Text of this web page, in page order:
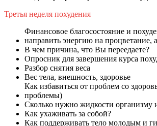
Третья неделя похудения
Финансовое благосостояние и
направить энергию на процветание,
В чем причина, что Вы переедаете?
Опросник для завершения курса
Разбор снятия веса
Вес тела, внешность, здоровье
Как избавиться от проблем со
проблемы)
Сколько нужно жидкости организму
Как ухаживать за собой?
Как поддерживать тело молодым и